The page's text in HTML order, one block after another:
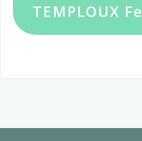
TEMPLOUX